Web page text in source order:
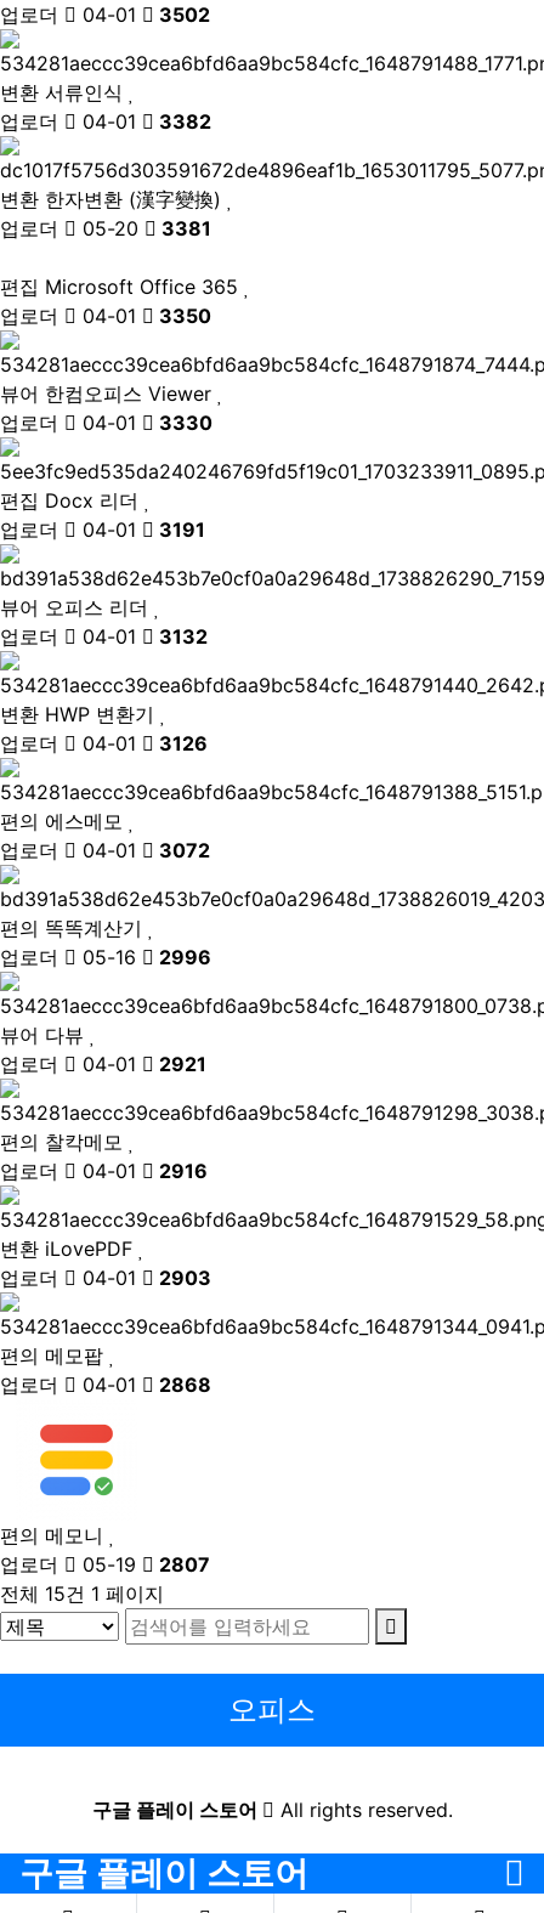
업로더
04-01 3502
변환 서류인식
업로더
04-01 3382
변환 한자변환 (漢字變換)
업로더
05-20 3381
편집 Microsoft Office 365
업로더
04-01 3350
뷰어 한컴오피스 Viewer
업로더
04-01 3330
편집 Docx 리더
업로더
04-01 3191
뷰어 오피스 리더
업로더
04-01 3132
변환 HWP 변환기
업로더
04-01 3126
편의 에스메모
업로더
04-01 3072
편의 똑똑계산기
업로더
05-16 2996
뷰어 다뷰
업로더
04-01 2921
편의 찰칵메모
업로더
04-01 2916
변환 iLovePDF
업로더
04-01 2903
편의 메모팝
업로더
04-01 2868
편의 메모니
업로더
05-19
2807
전체 15건 1 페이지
오피스
구글 플레이 스토어 All rights reserved.
구글 플레이 스토어